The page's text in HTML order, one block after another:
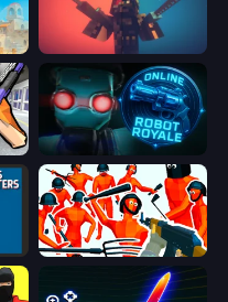
Pixel Combat: Zombies Strike Pixel Warfare
Online Robot Royale
Funny Shooter - Destroy All